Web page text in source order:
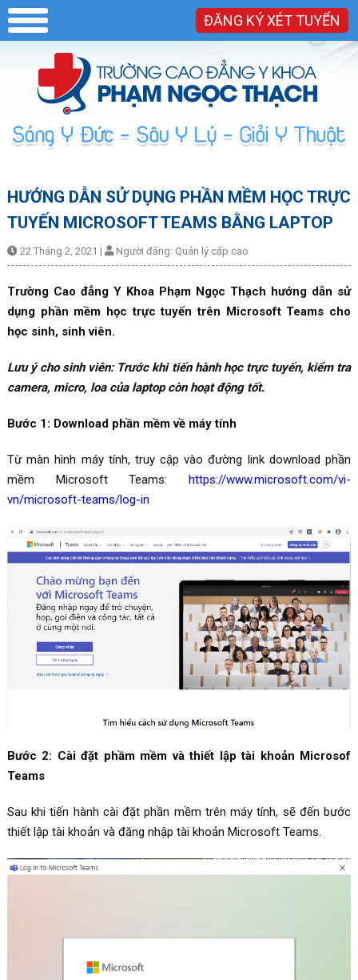
ĐĂNG KÝ XÉT TUYỂN
HƯỚNG DẪN SỬ DỤNG PHẦN MỀM HỌC TRỰC
TUYẾN MICROSOFT TEAMS BẰNG LAPTOP
22 Tháng 2, 2021 | Người đăng: Quản lý cấp cao
Trường Cao đẳng Y Khoa Phạm Ngọc Thạch hướng dẫn sử
dụng phần mềm học trực tuyến trên Microsoft Teams cho
học sinh, sinh viên.
Lưu ý cho sinh viên: Trước khi tiến hành học trực tuyến, kiểm tra
camera, micro, loa của laptop còn hoạt động tốt.
Bước 1: Download phần mềm về máy tính
Từ màn hình máy tính, truy cập vào đường link download phần
mềm Microsoft Teams:https://www.microsoft.com/vi-
vn/microsoft-teams/log-in
Bước 2: Cài đặt phầm mềm và thiết lập tài khoản Microsof
Teams
Sau khi tiến hành cài đặt phần mềm trên máy tính, sẽ đến bước
thiết lập tài khoản và đăng nhập tài khoản Microsoft Teams.